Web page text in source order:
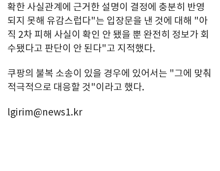
확한 사실관계에 근거한 설명이 결정에 충분히 반영
되지 못해 유감스럽다"는 입장문을 낸 것에 대해 "아
직 2차 피해 사실이 확인 안 됐을 뿐 완전히 정보가 회
수됐다고 판단이 안 된다"고 지적했다.
쿠팡의 불복 소송이 있을 경우에 있어서는 "그에 맞춰
적극적으로 대응할 것"이라고 했다.
lgirim@news1.kr